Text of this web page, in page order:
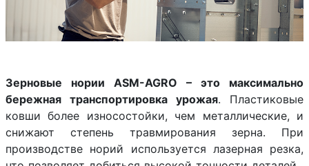
Зерновые нории ASM-AGRO – это максимально
бережная транспортировка урожая. Пластиковые
ковши более износостойки, чем металлические, и
снижают степень травмирования зерна. При
производстве норий используется лазерная резка,